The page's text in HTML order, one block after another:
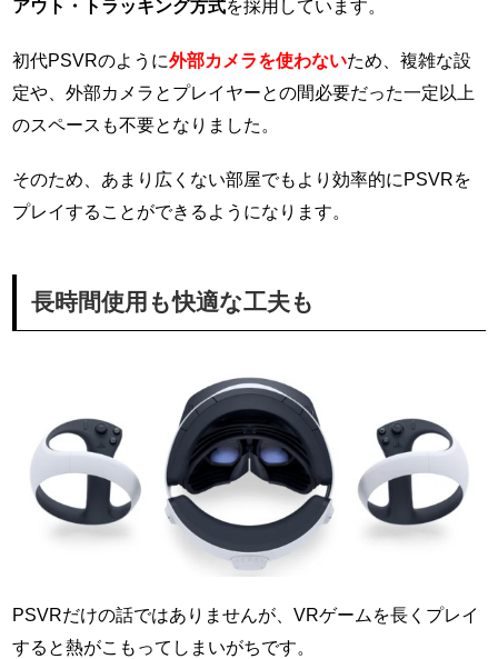
アウト・トラッキング方式を採用しています。
初代PSVRのように外部カメラを使わないため、複雑な設
定や、外部カメラとプレイヤーとの間必要だった一定以上
のスペースも不要となりました。
そのため、あまり広くない部屋でもより効率的にPSVRを
プレイすることができるようになります。
長時間使用も快適な工夫も
PSVRだけの話ではありませんが、VRゲームを長くプレイ
すると熱がこもってしまいがちです。